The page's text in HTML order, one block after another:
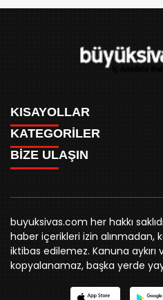
KISAYOLLAR
ANASAYFA
AKSU CANLI
MEYDAN CANLI
MEDRESELER CANLI
MERAKÜM CANLI
YUKARI TEKKE CANLI
KURUMSAL KİMLİK
REKLAM FİYATLARI
BİZE ULAŞIN
KÜNYE
RESMİ İLANLAR
KATEGORİLER
WHATSAPP
SPOR
SİYASET
BELEDİYE
SİVAS VALİLİĞİ
ÜNİVERSİTE
KURUMLAR
STK
YORUM
BİZE ULAŞIN
0346 221 00 60
Örtülüpınar Mah. İnönü
Sivas
buyuksivas.com her hakkı
haber içerikleri izin alınmadan,
iktibas edilemez. Kanuna aykırı
kopyalanamaz, başka yerde